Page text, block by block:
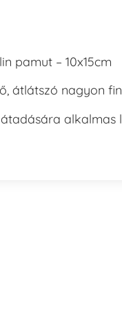
pamut – 10x15cm
átlátszó nagyon
alkalmas